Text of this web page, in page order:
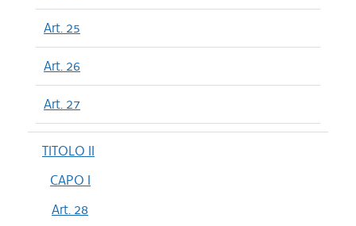
Art. 25
Art. 26
Art. 27
TITOLO II
CAPO I
Art. 28